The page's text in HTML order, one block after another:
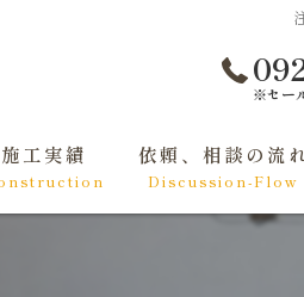
※セー
施工実績 依頼、相談の流
Discussion-Flow